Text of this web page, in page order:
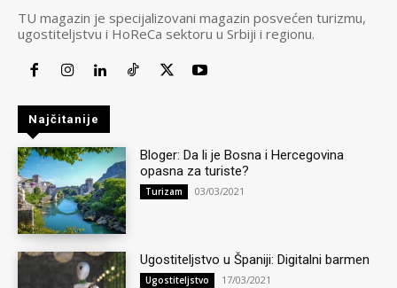
TU magazin je specijalizovani magazin posvećen turizmu,
ugostiteljstvu i HoReCa sektoru u Srbiji i regionu.
Najčitanije
Bloger: Da li je Bosna i Hercegovina
opasna za turiste?
Turizam 03/03/2021
Ugostiteljstvo u Španiji: Digitalni barmen
Ugostiteljstvo 17/03/2021